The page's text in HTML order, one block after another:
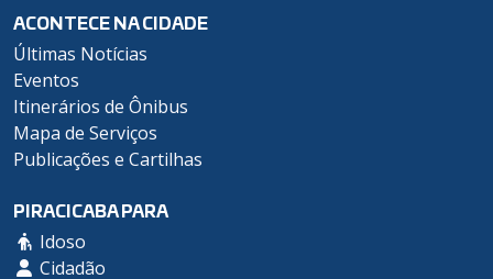
ACONTECE NA CIDADE
Últimas Notícias
Eventos
Itinerários de Ônibus
Mapa de Serviços
Publicações e Cartilhas
PIRACICABA PARA
Idoso
Cidadão